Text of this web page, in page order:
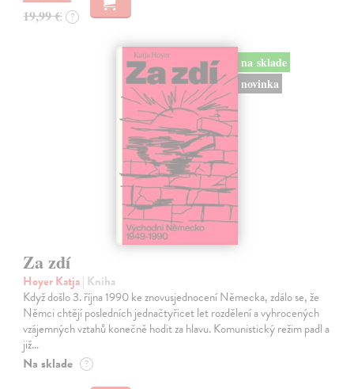
19,99 € ?
na sklade
novinka
Za zdí
Hoyer Katja| Kniha
Když došlo 3. října 1990 ke znovusjednocení Německa, zdálo se, že
Němci chtějí posledních jednačtyřicet let rozdělení a vyhrocených
vzájemných vztahů konečně hodit za hlavu. Komunistický režim padl a
již…
Na sklade ?